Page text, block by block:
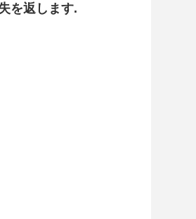
を返します.